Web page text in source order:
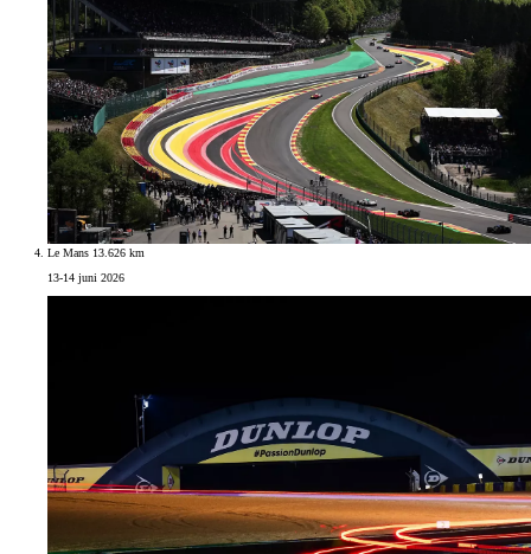
Le Mans 13.626 km
13-14 juni 2026